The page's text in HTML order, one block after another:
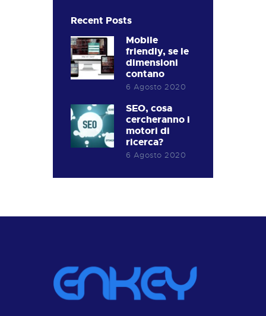
Recent Posts
Mobile
friendly, se le
dimensioni
contano
6 Agosto 2020
SEO, cosa
cercheranno i
motori di
ricerca?
6 Agosto 2020